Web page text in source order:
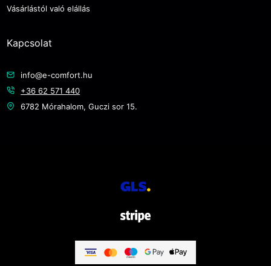
Vásárlástól való elállás
Kapcsolat
info@e-comfort.hu
+36 62 571 440
6782 Mórahalom, Guczi sor 15.